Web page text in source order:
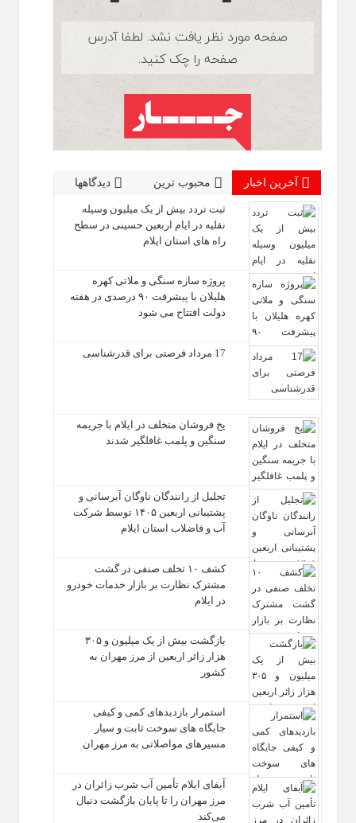
آخرین اخبار محبوب ترین دیدگاهها
ثبت تردد بیش از یک میلیون وسیله
نقلیه در ایام اربعین حسینی در سطح
راه‌ های استان ایلام
پروژه سازه سنگی و ملاتی کهره
هلیلان با پیشرفت ۹۰ درصدی در هفته
دولت افتتاح می شود
17 مرداد فرصتی برای قدرشناسی
یخ‌ فروشان متخلف در ایلام با جریمه
سنگین و پلمب غافلگیر شدند
تجلیل از رانندگان ناوگان آبرسانی و
پشتیبانی اربعین ۱۴۰۵ توسط شرکت
آب و فاضلاب استان ایلام
کشف ۱۰ تخلف صنفی در گشت
مشترک نظارت بر بازار خدمات خودرو
در ایلام
بازگشت بیش از یک میلیون و ۳۰۵
هزار زائر اربعین از مرز مهران به
کشور
استمرار بازدیدهای کمی و کیفی
جایگاه‌ های سوخت ثابت و سیار
مسیرهای مواصلاتی به مرز مهران
آبفای ایلام تأمین آب شرب زائران در
مرز مهران را تا پایان بازگشت دنبال
می‌کند